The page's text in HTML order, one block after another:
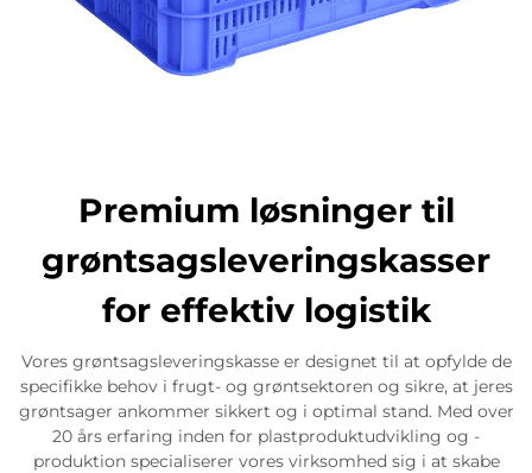
Premium løsninger til
grøntsagsleveringskasser
for effektiv logistik
Vores grøntsagsleveringskasse er designet til at opfylde de
specifikke behov i frugt- og grøntsektoren og sikre, at jeres
grøntsager ankommer sikkert og i optimal stand. Med over
20 års erfaring inden for plastproduktudvikling og -
produktion specialiserer vores virksomhed sig i at skabe